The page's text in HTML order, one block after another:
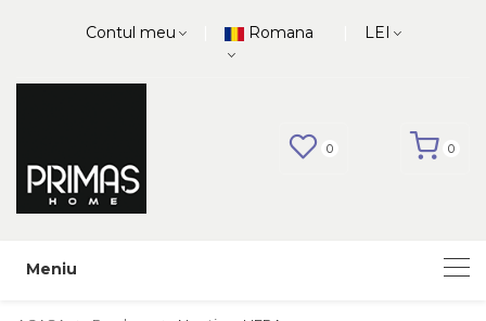
Contul meu Romana LEI
0 0
Meniu